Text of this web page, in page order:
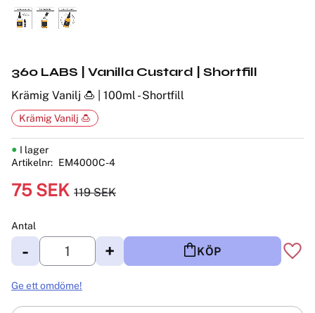
360 LABS | Vanilla Custard | Shortfill
Krämig Vanilj 🍮 | 100ml - Shortfill
Nedsatt pris:
75SEK Ordinarie pris:
119SEK
Antal
+
- KÖP
I lager
Artikelnr
EM4000C-4
Krämig Vanilj 🍮
Ge ett omdöme!